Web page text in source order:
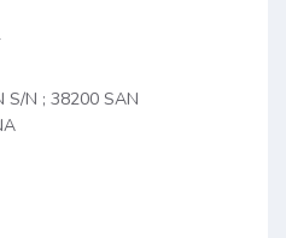
S/N ; 38200 SAN